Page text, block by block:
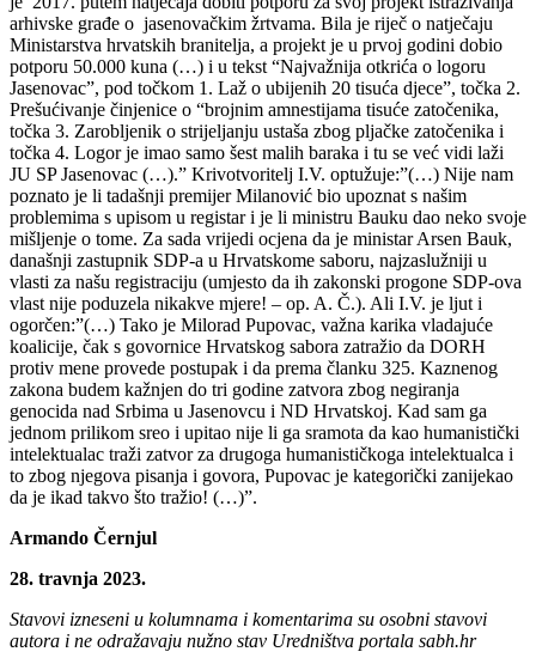
arhivske građe o jasenovačkim žrtvama. Bila je riječ o natječaju
Ministarstva hrvatskih branitelja, a projekt je u prvoj godini dobio
potporu 50.000 kuna (…) i u tekst “Najvažnija otkrića o logoru
Jasenovac”, pod točkom 1. Laž o ubijenih 20 tisuća djece”, točka 2.
Prešućivanje činjenice o “brojnim amnestijama tisuće zatočenika,
točka 3. Zarobljenik o strijeljanju ustaša zbog pljačke zatočenika i
točka 4. Logor je imao samo šest malih baraka i tu se već vidi laži
JU SP Jasenovac (…).” Krivotvoritelj I.V. optužuje:”(…) Nije nam
poznato je li tadašnji premijer Milanović bio upoznat s našim
problemima s upisom u registar i je li ministru Bauku dao neko svoje
mišljenje o tome. Za sada vrijedi ocjena da je ministar Arsen Bauk,
današnji zastupnik SDP-a u Hrvatskome saboru, najzaslužniji u
vlasti za našu registraciju (umjesto da ih zakonski progone SDP-ova
vlast nije poduzela nikakve mjere! – op. A. Č.). Ali I.V. je ljut i
ogorčen:”(…) Tako je Milorad Pupovac, važna karika vladajuće
koalicije, čak s govornice Hrvatskog sabora zatražio da DORH
protiv mene provede postupak i da prema članku 325. Kaznenog
zakona budem kažnjen do tri godine zatvora zbog negiranja
genocida nad Srbima u Jasenovcu i ND Hrvatskoj. Kad sam ga
jednom prilikom sreo i upitao nije li ga sramota da kao humanistički
intelektualac traži zatvor za drugoga humanističkoga intelektualca i
to zbog njegova pisanja i govora, Pupovac je kategorički zanijekao
da je ikad takvo što tražio! (…)”.
Armando Černjul
28. travnja 2023.
Stavovi izneseni u kolumnama i komentarima su osobni stavovi
autora i ne odražavaju nužno stav Uredništva portala sabh.hr